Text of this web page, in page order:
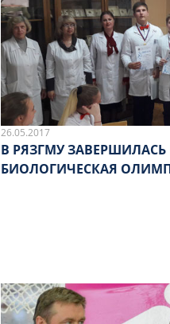
26.05.2017
В РЯЗГМУ
БИОЛОГИЧЕСКАЯ